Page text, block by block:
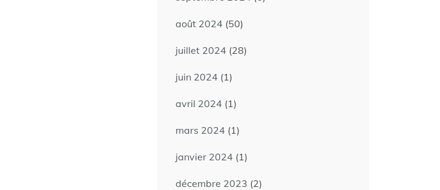
août 2024 (50)
juillet 2024 (28)
juin 2024 (1)
avril 2024 (1)
mars 2024 (1)
janvier 2024 (1)
décembre 2023 (2)